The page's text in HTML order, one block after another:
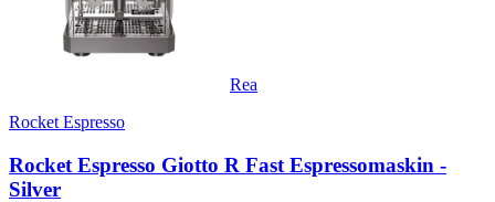
Rea
Rocket Espresso
Rocket Espresso Giotto R Fast Espressomaskin -
Silver